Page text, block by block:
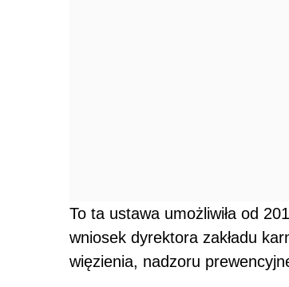
To ta ustawa umożliwiła od
wniosek dyrektora zakładu
więzienia, nadzoru